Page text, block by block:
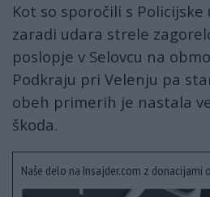
Kot so sporočili s Policijske
zaradi udara strele
poslopje v Selovcu na
Podkraju pri Velenju pa
obeh primerih je nastala
škoda.
Naše delo na Insajder.com z donacijami